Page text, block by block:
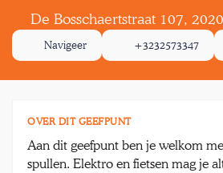
De Bosschaertstraat 107,
Navigeer +3232573347
OVER DIT GEEFPUNT
Aan dit geefpunt ben je welkom
spullen. Elektro en fietsen mag je